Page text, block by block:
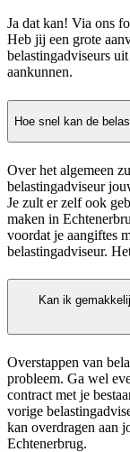
Ja dat kan! Via ons
Heb jij een grote
belastingadviseurs
aankunnen.
Hoe snel kan de
Over het algemeen
belastingadviseur
Je zult er zelf ook
maken in
voordat je aangiftes
belastingadviseur.
Kan ik
Overstappen van
probleem. Ga wel
contract met je
vorige
kan overdragen aan
Echtenerbrug.